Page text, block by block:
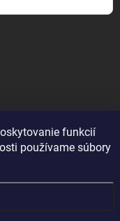
funkcií
používame súbory
Upraviť nastavenie